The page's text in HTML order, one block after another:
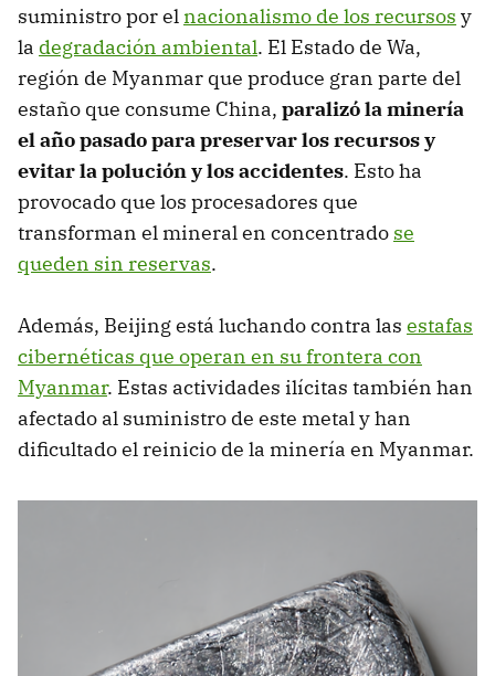
suministro por elnacionalismo de los recursos y
la degradación ambiental. El Estado de Wa,
región de Myanmar que produce gran parte del
estaño que consume China, paralizó la minería
el año pasado para preservar los recursos y
evitar la polución y los accidentes. Esto ha
provocado que los procesadores que
transforman el mineral en concentrado se
queden sin reservas.
Además, Beijing está luchando contra las estafas
cibernéticas que operan en su frontera con
Myanmar. Estas actividades ilícitas también han
afectado al suministro de este metal y han
dificultado el reinicio de la minería en Myanmar.